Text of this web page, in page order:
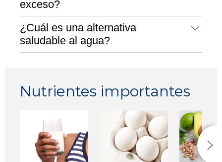
exceso?
¿Cuál es una alternativa
saludable al agua?
Nutrientes importantes